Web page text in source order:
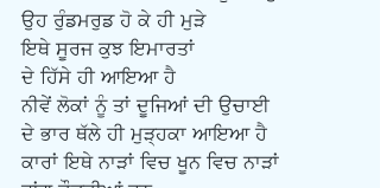
ਉਹ ਰੁੰਡਮਰੁਡ ਹੋ ਕੇ ਹੀ ਮੁੜੇ
ਇਥੇ ਸੂਰਜ ਕੁਝ ਇਮਾਰਤਾਂ
ਦੇ ਹਿੱਸੇ ਹੀ ਆਇਆ ਹੈ
ਨੀਵੇਂ ਲੋਕਾਂ ਨੂੰ ਤਾਂ ਦੂਜਿਆਂ ਦੀ ਉਚਾਈ
ਦੇ ਭਾਰ ਥੱਲੇ ਹੀ ਮੁੜ੍ਹਕਾ ਆਇਆ ਹੈ
ਕਾਰਾਂ ਇਥੇ ਨਾੜਾਂ ਵਿਚ ਖੂਨ ਵਿਚ ਨਾੜਾਂ